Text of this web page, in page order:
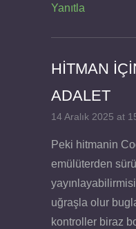
Yanıtla
HİTMAN
ADALET
14 Aralık 2025 at
Peki hitmanin
emülüterden
uğraşla olur
kontroller biraz